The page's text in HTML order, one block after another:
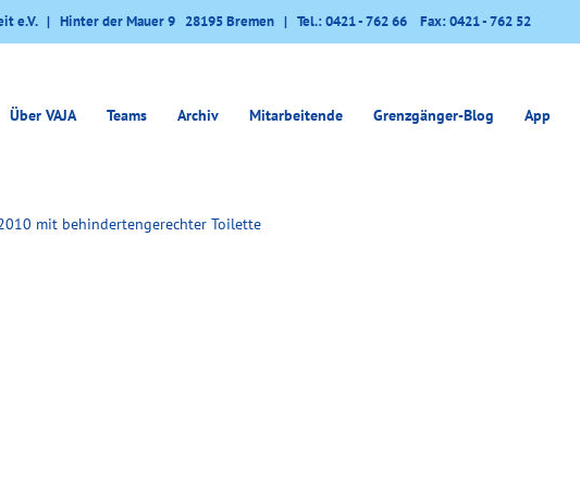
e.V. | Hinter der Mauer 9 28195 Bremen | Tel.: 0421 - 762 66 Fax: 0421 - 762 52
Über VAJA Teams Archiv Mitarbeitende Grenzgänger-Blog App
mit behindertengerechter Toilette